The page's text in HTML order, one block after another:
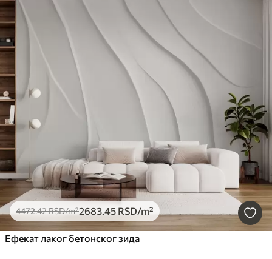
4472.42RSD/m²2683.45 RSD/m²
Ефекат лаког бетонског зида